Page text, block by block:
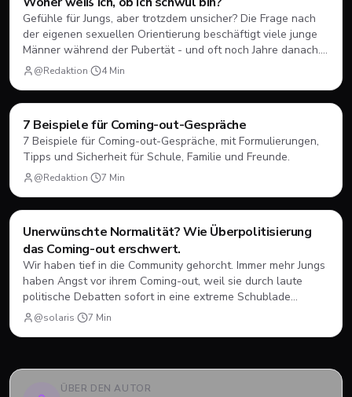
Gefühle für Jungs, aber trotzdem unsicher? Die Frage nach
der eigenen sexuellen Orientierung beschäftigt viele junge
Männer während der Pubertät - und oft noch Jahre danach.
Hier erfährst du, was dahintersteckt und wie du damit
umgehen kannst.
@Redaktion· 4Min
Coming-Out
7 Beispiele für Coming-out-Gespräche
7 Beispiele für Coming-out-Gespräche, mit Formulierungen,
Tipps und Sicherheit für Schule, Familie und Freunde.
@Redaktion· 7 Min
Coming-Out
Unerwünschte Normalität? Wie Überpolitisierung
das Coming-out erschwert.
Wir haben tief in die Community gehorcht. Immer mehr Jungs
haben Angst vor ihrem Coming-out, weil sie durch laute
politische Debatten sofort in eine extreme Schublade
gesteckt werden. Hier lest ihr, warum die ständige
Überpolitisierung oft eher schadet als nützt und warum
@solaris· 7 Min
ÜBER DEN AUTOR